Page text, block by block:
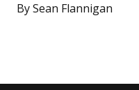
By Sean Flannigan